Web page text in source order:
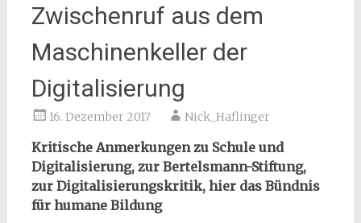
Zwischenruf aus dem
Maschinenkeller der
Digitalisierung
16. Dezember 2017 Nick_Haflinger
Kritische Anmerkungen zu Schule und
Digitalisierung, zur Bertelsmann-Stiftung,
zur Digitalisierungskritik, hier das Bündnis
für humane Bildung